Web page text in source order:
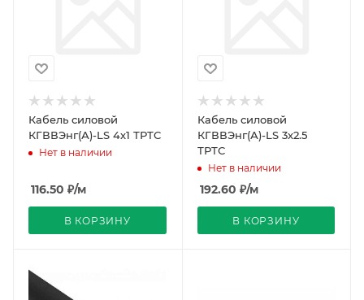
Кабель силовой
КГВВЭнг(А)-LS 4х1 ТРТС
Нет в наличии
116.50 ₽/м
В КОРЗИНУ
Кабель силовой
КГВВЭнг(А)-LS 3х2.5
ТРТС
Нет в наличии
192.60 ₽/м
В КОРЗИНУ